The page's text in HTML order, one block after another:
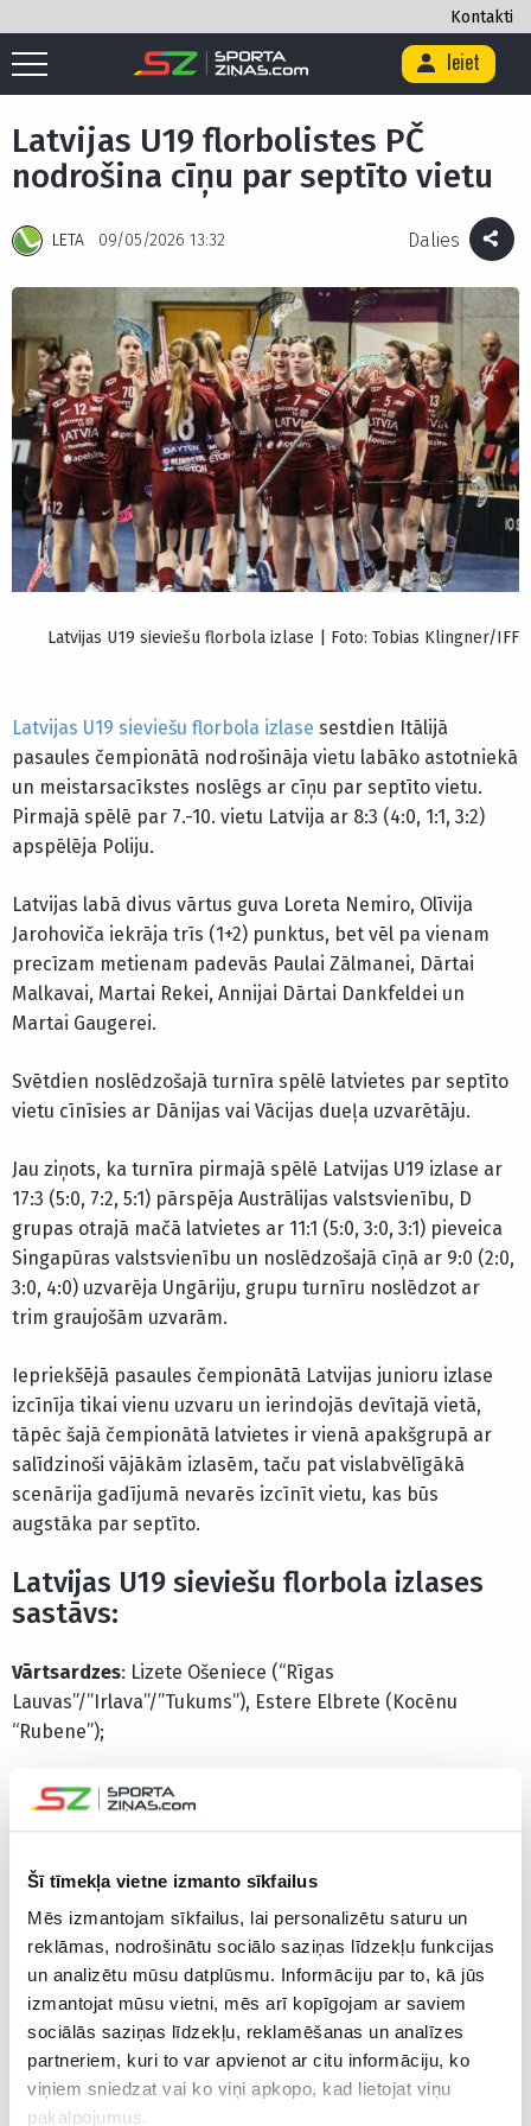
Šī tīmekļa vietne izmanto sīkfailus
Mēs izmantojam sīkfailus, lai personalizētu saturu un
reklāmas, nodrošinātu sociālo saziņas līdzekļu funkcijas
un analizētu mūsu datplūsmu. Informāciju par to, kā jūs
izmantojat mūsu vietni, mēs arī kopīgojam ar saviem
sociālās saziņas līdzekļu, reklamēšanas un analīzes
partneriem, kuri to var apvienot ar citu informāciju, ko
viņiem sniedzat vai ko viņi apkopo, kad lietojat viņu
pakalpojumus.
Kontakti
Ieiet
Sākums
Latvijas U19 florbolistes PČ nodrošina cīņu par septīto
Latvijas U19 florbolistes PČ
nodrošina cīņu par septīto vietu
LETA 09/05/2026 13:32 Dalies
Latvijas U19 sieviešu florbola izlase | Foto: Tobias Klingner/IFF
Latvijas U19 sieviešu florbola izlase sestdien Itālijā
pasaules čempionātā nodrošināja vietu labāko astotniekā
un meistarsacīkstes noslēgs ar cīņu par septīto vietu.
Pirmajā spēlē par 7.-10. vietu Latvija ar 8:3 (4:0, 1:1, 3:2)
apspēlēja Poliju.
Latvijas labā divus vārtus guva Loreta Nemiro, Olīvija
Jarohoviča iekrāja trīs (1+2) punktus, bet vēl pa vienam
precīzam metienam padevās Paulai Zālmanei, Dārtai
Malkavai, Martai Rekei, Annijai Dārtai Dankfeldei un
Martai Gaugerei.
Svētdien noslēdzošajā turnīra spēlē latvietes par septīto
vietu cīnīsies ar Dānijas vai Vācijas dueļa uzvarētāju.
Jau ziņots, ka turnīra pirmajā spēlē Latvijas U19 izlase ar
17:3 (5:0, 7:2, 5:1) pārspēja Austrālijas valstsvienību, D
grupas otrajā mačā latvietes ar 11:1 (5:0, 3:0, 3:1) pieveica
Singapūras valstsvienību un noslēdzošajā cīņā ar 9:0 (2:0,
3:0, 4:0) uzvarēja Ungāriju, grupu turnīru noslēdzot ar
trim graujošām uzvarām.
Iepriekšējā pasaules čempionātā Latvijas junioru izlase
izcīnīja tikai vienu uzvaru un ierindojās devītajā vietā,
tāpēc šajā čempionātā latvietes ir vienā apakšgrupā ar
salīdzinoši vājākām izlasēm, taču pat vislabvēlīgākā
scenārija gadījumā nevarēs izcīnīt vietu, kas būs
augstāka par septīto.
Latvijas U19 sieviešu florbola izlases
sastāvs:
Vārtsardzes: Lizete Ošeniece (“Rīgas
Lauvas”/”Irlava”/”Tukums”), Estere Elbrete (Kocēnu
“Rubene”);
Laukuma spēlētājas
Adriana Alfere (abas – “Rīgas Lauvas”/”Irlava”/”Tukums”),
Patrīcija Kubuliņa, Annija Dārta Dankfelde, Enija Kalniņa,
Elīza Eikena (visas – “Ķekava”/”Latvijas Mediji”), Marta
Reke, Elīna Dīce, Loreta Nemiro (visas – “NND/RJTC”),
Asnāte Pēlmane, Sanija Ramona Ābeltiņa, Marta Gaugere,
Ieva Jete Jansone (visas – Kocēnu “Rubene”).
CITAS ZIŅAS NO ŠĪS KATEGORIJAS